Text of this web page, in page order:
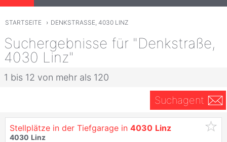
STARTSEITE › DENKSTRASSE, 4030 LINZ
Suchergebnisse für "Denkstraße,
4030 Linz"
1 bis 12 von mehr als 120
Suchagent
Stellplätze in der Tiefgarage in 4030 Linz
4030 Linz